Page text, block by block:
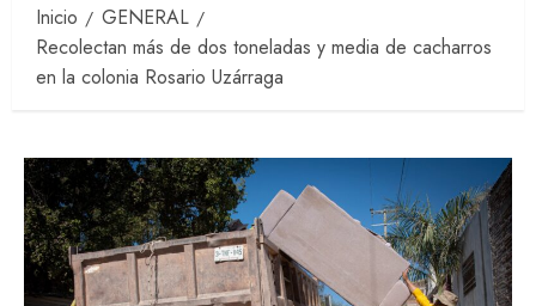
Inicio
GENERAL
Recolectan más de dos toneladas y media de cacharros
en la colonia Rosario Uzárraga